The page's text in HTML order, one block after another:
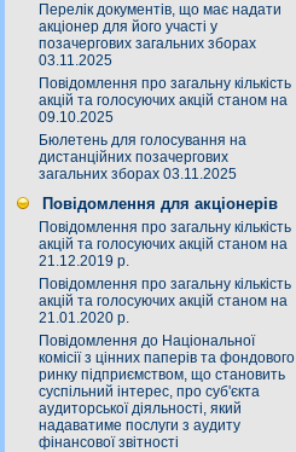
Перелік документів, що має надати
акціонер для його участі у
позачергових загальних зборах
03.11.2025
Повідомлення про загальну кількість
акцій та голосуючих акцій станом на
09.10.2025
Бюлетень для голосування на
дистанційних позачергових
загальних зборах 03.11.2025
Повідомлення для акціонерів
Повідомлення про загальну кількість
акцій та голосуючих акцій станом на
21.12.2019 р.
Повідомлення про загальну кількість
акцій та голосуючих акцій станом на
21.01.2020 р.
Повідомлення до Національної
комісії з цінних паперів та фондового
ринку підприємством, що становить
суспільний інтерес, про суб'єкта
аудиторської діяльності, який
надаватиме послуги з аудиту
фінансової звітності